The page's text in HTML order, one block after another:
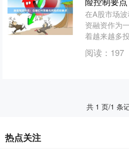
在A股市场
资融资作为
着越来越多
资炒股，如
具，同时有
阅读： 197
共 1 页/1 条
热点关注